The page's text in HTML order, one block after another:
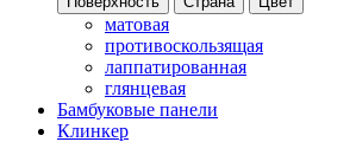
матовая
противоскользящая
лаппатированная
глянцевая
Бамбуковые панели
Клинкер